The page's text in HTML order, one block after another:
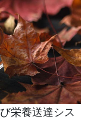
栄養送達シス